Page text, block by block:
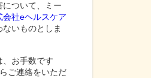
について、ミー
会社eヘルスケア
いものとしま
、お手数です
ご連絡をいただ